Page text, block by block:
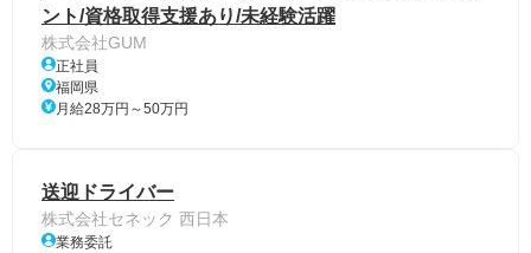
ント/資格取得支援あり/未経験活躍
株式会社GUM
正社員
福岡県
月給28万円～50万円
送迎ドライバー
株式会社セネック 西日本
業務委託